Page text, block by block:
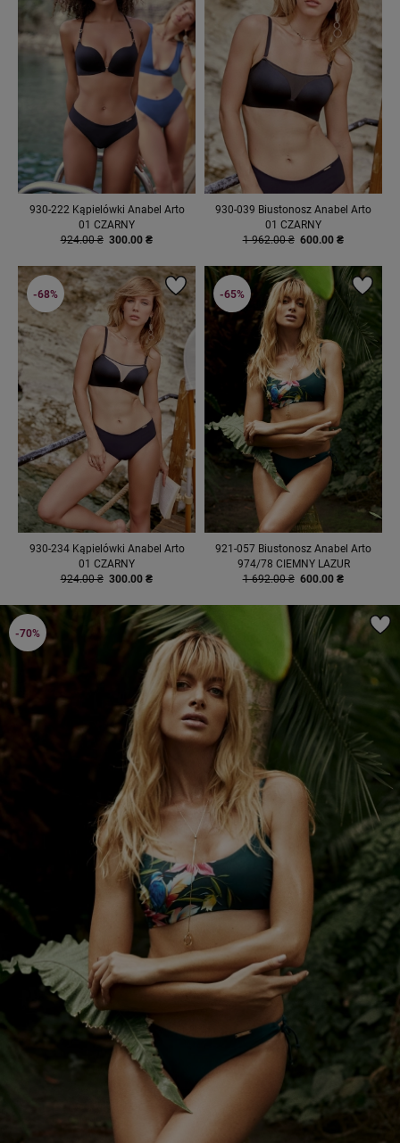
930-222 Kąpielówki Anabel Arto
01 CZARNY
924.00 ₴ 300.00 ₴
930-039 Biustonosz Anabel Arto
01 CZARNY
1 962.00 ₴ 600.00 ₴
930-234 Kąpielówki Anabel Arto
01 CZARNY
924.00 ₴ 300.00 ₴
-68%
921-057 Biustonosz Anabel Arto
974/78 CIEMNY LAZUR
1 692.00 ₴ 600.00 ₴
-65%
-70%